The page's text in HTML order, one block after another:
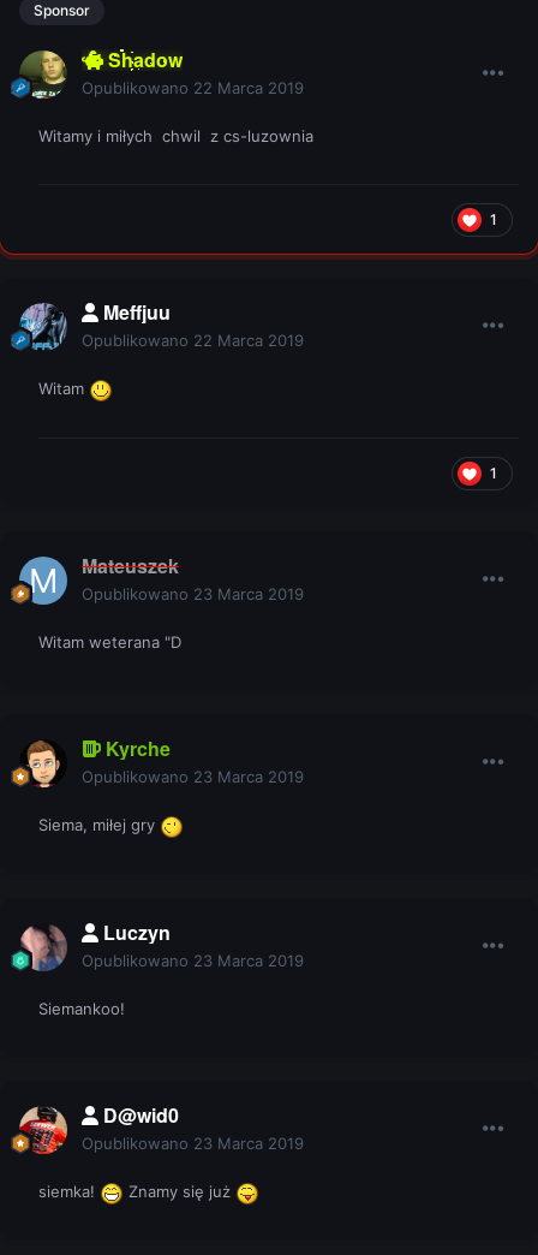
Sponsor
Shadow
Opublikowano 22 Marca 2019
Witamy i miłych chwil z cs-luzownia
1
Meffjuu
Opublikowano 22 Marca 2019
Witam
1
Mateuszek
Opublikowano 23 Marca 2019
Witam weterana "D
Kyrche
Opublikowano 23 Marca 2019
Siema, miłej gry
Luczyn
Opublikowano 23 Marca 2019
Siemankoo!
D@wid0
Opublikowano 23 Marca 2019
siemka! Znamy się już